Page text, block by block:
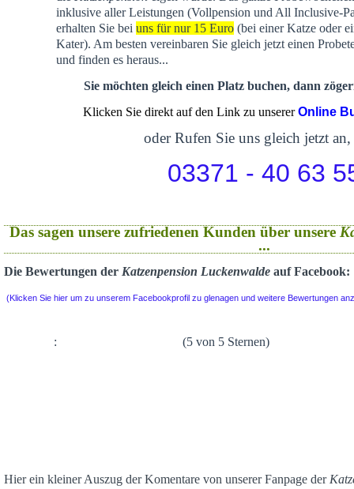
inklusive aller Leistungen (Vollpension und All Inclusive-
erhalten Sie bei uns für nur 15 Euro(bei einer Katze oder
Kater). Am besten vereinbaren Sie gleich jetzt einen
und finden es heraus...
Sie möchten gleich einen Platz buchen, dann
Klicken Sie direkt auf den Link zu unsererOnline
oder Rufen Sie uns gleich jetzt an,
03371 - 40 63
Das sagen unsere zufriedenen Kunden über unsere
...
Die Bewertungen der Katzenpension Luckenwalde auf Facebook:
(Klicken Sie hier um zu unserem Facebookprofil zu glenagen und weitere Bewertungen
: (5 von 5 Sternen)
Hier ein kleiner Auszug der Komentare von unserer Fanpage der